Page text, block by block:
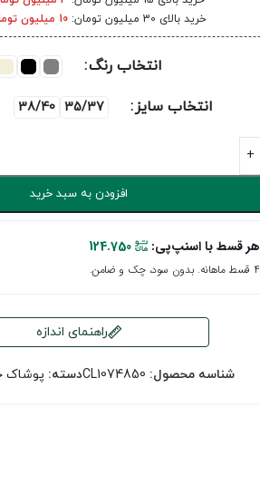
خرید بالای 30 میلیون تومان:
10 میلیون تومان
انتخاب رنگ
انتخاب سایز 35/37
38/40
افزودن به سبد خرید
هر قسط با اسنپ‌پی: 124.750
۴ قسط ماهانه. بدون سود، چک و ضامن.
راهنمای اندازه
شناسه محصول: CL1074850دسته: پوشاک